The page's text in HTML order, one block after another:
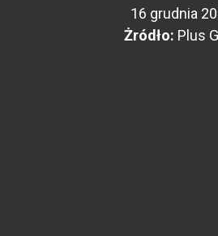
16 grudnia
Żródło: Plus